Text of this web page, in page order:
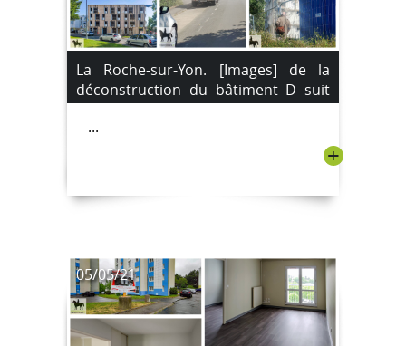
La Roche-sur-Yon. [Images] de la
déconstruction du bâtiment D suit
son cours.
...
+
05/05/21